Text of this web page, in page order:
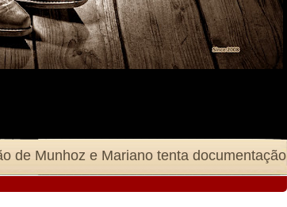
de Munhoz e Mariano tenta documentação